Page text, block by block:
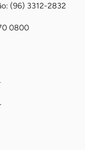
(96) 3312-2832
0800